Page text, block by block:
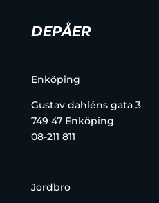
DEPÅER
Enköping
Gustav dahléns gata 3
749 47 Enköping
08-211 811
Jordbro